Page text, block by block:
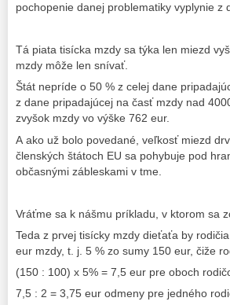
pochopenie danej problematiky vyplynie z
Tá piata tisícka mzdy sa týka len miezd
mzdy môže len snívať.
Štát nepríde o 50 % z celej dane
z dane pripadajúcej na časť mzdy nad
zvyšok mzdy vo výške 762 eur.
A ako už bolo povedané, veľkosť miezd
členských štátoch EU sa pohybuje pod
občasnými zábleskami v tme.
Vráťme sa k nášmu príkladu, v ktorom sa
Teda z prvej tisícky mzdy dieťaťa by
eur mzdy, t. j. 5 % zo sumy 150 eur, čiže
(150 : 100) x 5% = 7,5 eur pre oboch
7,5 : 2 = 3,75 eur odmeny pre jedného